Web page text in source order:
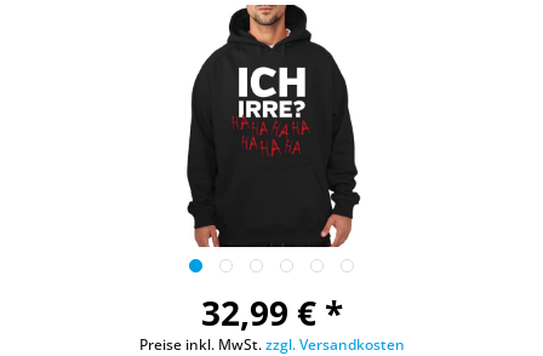
32,99 € *
Preise inkl. MwSt.zzgl. Versandkosten